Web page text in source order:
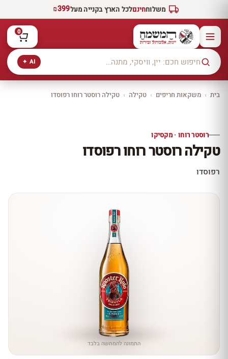
משלוחחינםלכל הארץ בקנייה מעל₪399
AI ✦
0
בית › משקאות חריפים › טקילה › טקילה רוסטר רוחו רפוסדו
10% הנחה
עכשיו ב-10% הנחה
רוסטר רוחו · מקסיקו
טקילה רוסטר רוחו רפוסדו
רפוסדו
התמונה להמחשה בלבד